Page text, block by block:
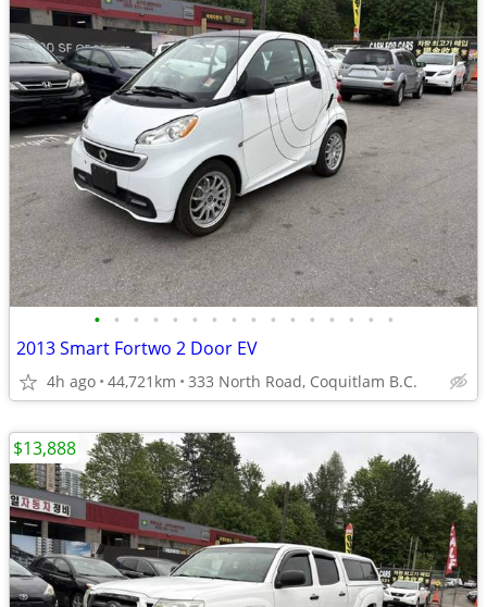
• • • • • • • • • • • • • • • •
2013 Smart Fortwo 2 Door EV
4h ago 44,721km 333 North Road, Coquitlam B.C.
$13,888